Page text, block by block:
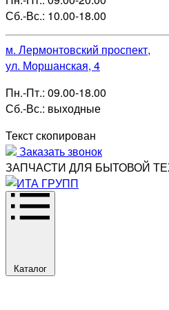
Сб.-Вс.: 10.00-18.00
м. Лермонтовский проспект,
ул. Моршанская, 4
Пн.-Пт.: 09.00-18.00
Сб.-Вс.: выходные
Текст скопирован
Заказать звонок
ЗАПЧАСТИ ДЛЯ БЫТОВОЙ
Каталог